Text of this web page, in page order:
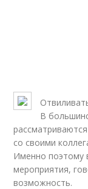
В
со своими
Именно поэтому
мероприятия,
возможность.